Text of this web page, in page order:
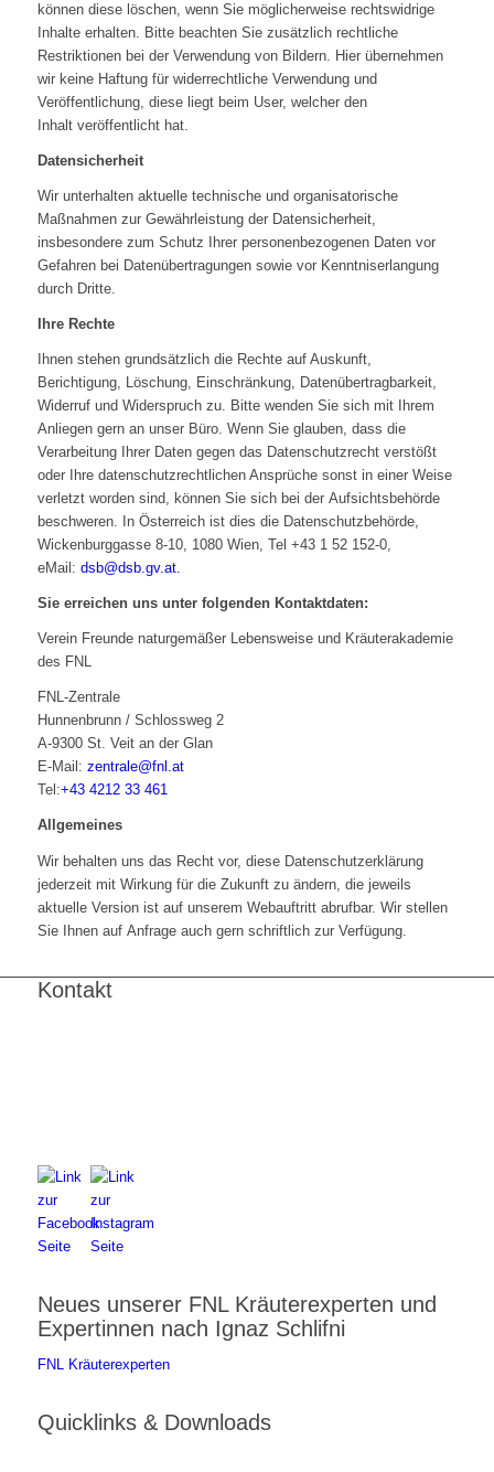
können diese löschen, wenn Sie möglicherweise rechtswidrige
Inhalte erhalten. Bitte beachten Sie zusätzlich rechtliche
Restriktionen bei der Verwendung von Bildern. Hier übernehmen
wir keine Haftung für widerrechtliche Verwendung und
Veröffentlichung, diese liegt beim User, welcher den
Inhalt veröffentlicht hat.
Datensicherheit
Wir unterhalten aktuelle technische und organisatorische
Maßnahmen zur Gewährleistung der Datensicherheit,
insbesondere zum Schutz Ihrer personenbezogenen Daten vor
Gefahren bei Datenübertragungen sowie vor Kenntniserlangung
durch Dritte.
Ihre Rechte
Ihnen stehen grundsätzlich die Rechte auf Auskunft,
Berichtigung, Löschung, Einschränkung, Datenübertragbarkeit,
Widerruf und Widerspruch zu. Bitte wenden Sie sich mit Ihrem
Anliegen gern an unser Büro. Wenn Sie glauben, dass die
Verarbeitung Ihrer Daten gegen das Datenschutzrecht verstößt
oder Ihre datenschutzrechtlichen Ansprüche sonst in einer Weise
verletzt worden sind, können Sie sich bei der Aufsichtsbehörde
beschweren. In Österreich ist dies die Datenschutzbehörde,
Wickenburggasse 8-10, 1080 Wien, Tel +43 1 52 152-0,
eMail: dsb@dsb.gv.at.
Sie erreichen uns unter folgenden Kontaktdaten:
Verein Freunde naturgemäßer Lebensweise und Kräuterakademie
des FNL
FNL-Zentrale
Hunnenbrunn / Schlossweg 2
A-9300 St. Veit an der Glan
E-Mail: zentrale@fnl.at
Tel:+43 4212 33 461
Allgemeines
Wir behalten uns das Recht vor, diese Datenschutzerklärung
jederzeit mit Wirkung für die Zukunft zu ändern, die jeweils
aktuelle Version ist auf unserem Webauftritt abrufbar. Wir stellen
Sie Ihnen auf Anfrage auch gern schriftlich zur Verfügung.
Kontakt
Neues unserer FNL Kräuterexperten und
Expertinnen nach Ignaz Schlifni
FNL Kräuterexperten
Quicklinks & Downloads